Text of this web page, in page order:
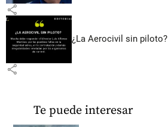
share
¿La Aerocivil sin piloto?
share
Te puede interesar